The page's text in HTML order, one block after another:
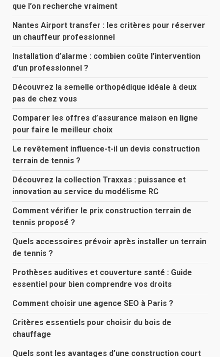
que l’on recherche vraiment
Nantes Airport transfer : les critères pour réserver
un chauffeur professionnel
Installation d’alarme : combien coûte l’intervention
d’un professionnel ?
Découvrez la semelle orthopédique idéale à deux
pas de chez vous
Comparer les offres d’assurance maison en ligne
pour faire le meilleur choix
Le revêtement influence-t-il un devis construction
terrain de tennis ?
Découvrez la collection Traxxas : puissance et
innovation au service du modélisme RC
Comment vérifier le prix construction terrain de
tennis proposé ?
Quels accessoires prévoir après installer un terrain
de tennis ?
Prothèses auditives et couverture santé : Guide
essentiel pour bien comprendre vos droits
Comment choisir une agence SEO à Paris ?
Critères essentiels pour choisir du bois de
chauffage
Quels sont les avantages d’une construction court